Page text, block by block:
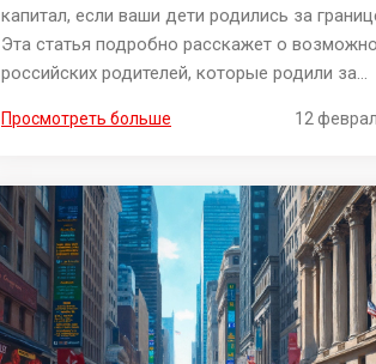
капитал, если ваши дети родились за
Эта статья подробно расскажет о
российских родителей, которые родили за
капитал. Вы узнаете, какие документы
Полезные советы из жизни помогут вам
разобраться в этой сложной теме.
Просмотреть больше 12